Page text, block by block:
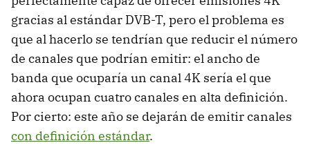
gracias al estándar DVB-T, pero el problema es
que al hacerlo se tendrían que reducir el número
de canales que podrían emitir: el ancho de
banda que ocuparía un canal 4K sería el que
ahora ocupan cuatro canales en alta definición.
Por cierto: este año se dejarán de emitir canales
con definición estándar.